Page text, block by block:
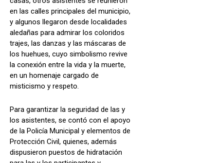
en las calles principales del municipio,
y algunos llegaron desde localidades
aledañas para admirar los coloridos
trajes, las danzas y las máscaras de
los huehues, cuyo simbolismo revive
la conexión entre la vida y la muerte,
en un homenaje cargado de
misticismo y respeto.
Para garantizar la seguridad de las y
los asistentes, se contó con el apoyo
de la Policía Municipal y elementos de
Protección Civil, quienes, además
dispusieron puestos de hidratación